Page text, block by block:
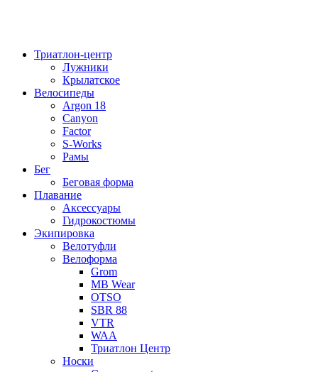
Триатлон-центр
Лужники
Крылатское
Велосипеды
Argon 18
Canyon
Factor
S-Works
Рамы
Бег
Беговая форма
Плавание
Аксессуары
Гидрокостюмы
Экипировка
Велотуфли
Велоформа
Grom
MB Wear
OTSO
SBR 88
VTR
WAA
Триатлон Центр
Носки